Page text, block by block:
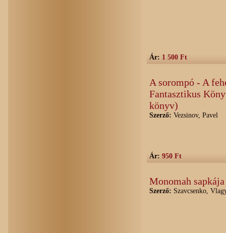
Ár: 1 500 Ft
A sorompó - A
Fantasztikus
könyv)
Szerző: Vezsinov, Pavel
Ár: 950 Ft
Monomah sapkája
Szerző: Szavcsenko,